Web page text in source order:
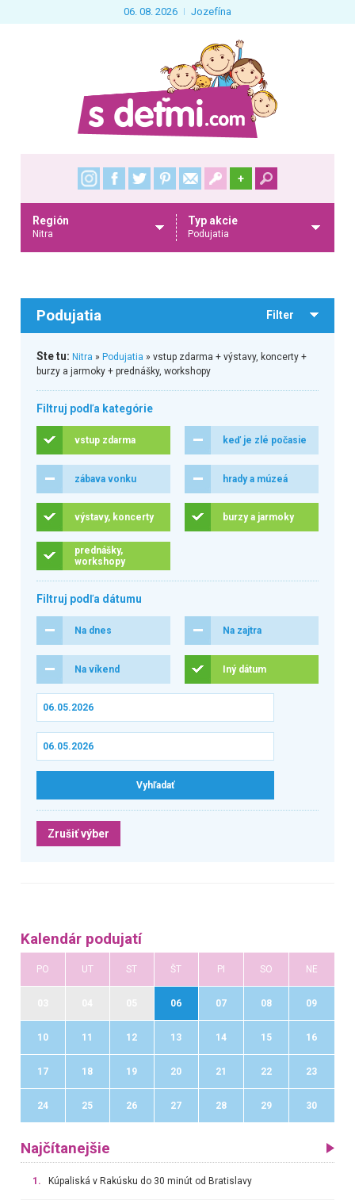
06. 08. 2026 Jozefína
+
Región
Nitra
Typ akcie
Podujatia
Podujatia Filter
Ste tu: Nitra » Podujatia » vstup zdarma + výstavy, koncerty +
burzy a jarmoky + prednášky, workshopy
Filtruj podľa kategórie
vstup zdarma keď je zlé počasie
zábava vonku hrady a múzeá
výstavy, koncerty burzy a jarmoky
prednášky,
workshopy
Filtruj podľa dátumu
Na dnes Na zajtra
Na víkend Iný dátum
Zrušiť výber
Kalendár podujatí
PO UT ST ŠT PI SO NE
06 07 08 09
10 11 12 13 14 15 16
17 18 19 20 21 22 23
24 25 26 27 28 29 30
Najčítanejšie
1. Kúpaliská v Rakúsku do 30 minút od Bratislavy